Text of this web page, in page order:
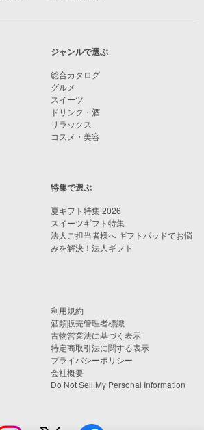
ジャンルで選ぶ
総合カタログ
グルメ
スイーツ
ドリンク・酒
リラックス
コスメ・美容
特集で選ぶ
夏ギフト特集 2026
スイーツギフト特集
法人ご担当者様へ ギフトパッドでお悩
みを解決！法人ギフト
利用規約
酒類販売管理者標識
古物営業法に基づく表示
特定商取引法に関する表示
プライバシーポリシー
会社概要
Do Not Sell My Personal Information